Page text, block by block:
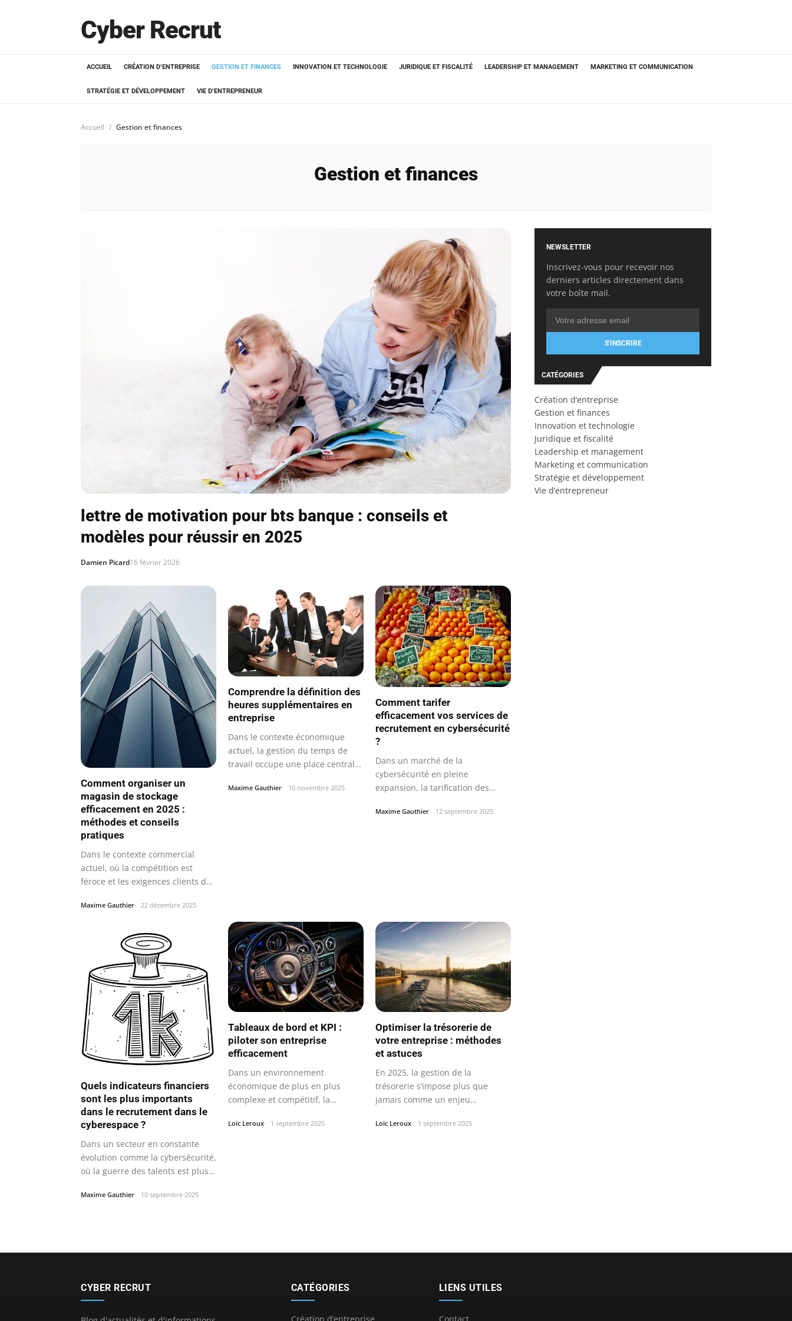
Cyber Recrut
ACCUEIL CRÉATION D’ENTREPRISE GESTION ET FINANCES INNOVATION ET TECHNOLOGIE JURIDIQUE ET FISCALITÉ LEADERSHIP ET MANAGEMENT MARKETING ET COMMUNICATION
STRATÉGIE ET DÉVELOPPEMENT VIE D’ENTREPRENEUR
Accueil Gestion et finances
Gestion et finances
lettre de motivation pour bts banque : conseils et
modèles pour réussir en 2025
Damien Picard16 février 2026
Comment organiser un
magasin de stockage
efficacement en 2025 :
méthodes et conseils
pratiques
Dans le contexte commercial
actuel, où la compétition est
féroce et les exigences clients de
Maxime Gauthier 22 décembre 2025
Comprendre la définition des
heures supplémentaires en
entreprise
Dans le contexte économique
actuel, la gestion du temps de
travail occupe une place centrale
Maxime Gauthier 10 novembre 2025
Comment tarifer
efficacement vos services de
recrutement en cybersécurité
?
Dans un marché de la
cybersécurité en pleine
expansion, la tarification des
Maxime Gauthier 12 septembre 2025
Quels indicateurs financiers
sont les plus importants
dans le recrutement dans le
cyberespace ?
Dans un secteur en constante
évolution comme la cybersécurité,
où la guerre des talents est plus…
Maxime Gauthier 10 septembre 2025
Tableaux de bord et KPI :
piloter son entreprise
efficacement
Dans un environnement
économique de plus en plus
complexe et compétitif, la
Loïc Leroux 1 septembre 2025
Optimiser la trésorerie de
votre entreprise : méthodes
et astuces
En 2025, la gestion de la
trésorerie s’impose plus que
jamais comme un enjeu
Loïc Leroux 1 septembre 2025
NEWSLETTER
Inscrivez-vous pour recevoir nos
derniers articles directement dans
votre boîte mail.
S'INSCRIRE
CATÉGORIES
Création d’entreprise
Gestion et finances
Innovation et technologie
Juridique et fiscalité
Leadership et management
Marketing et communication
Stratégie et développement
Vie d’entrepreneur
CYBER RECRUT CATÉGORIES
Création d’entreprise
LIENS UTILES
Contact